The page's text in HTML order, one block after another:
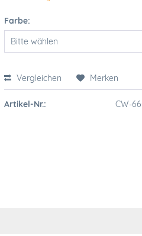
Farbe:
Vergleichen Merken
Artikel-Nr.: CW-